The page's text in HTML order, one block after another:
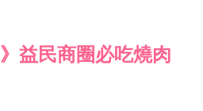
益民商圈必吃燒肉